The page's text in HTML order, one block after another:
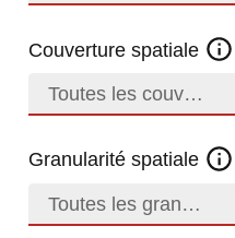
Couverture spatiale
Toutes les couvertures
Granularité spatiale
Toutes les granularités